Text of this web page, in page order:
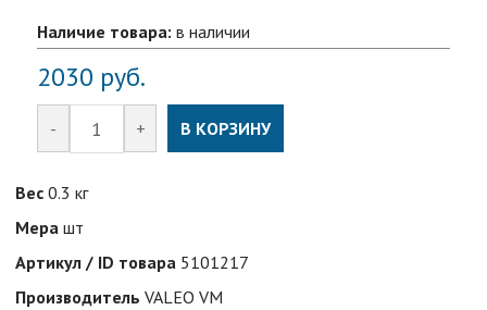
Наличие товара: в наличии
2030 руб.
- + В КОРЗИНУ
Вес 0.3 кг
Мера шт
Артикул / ID товара 5101217
Производитель VALEO VM